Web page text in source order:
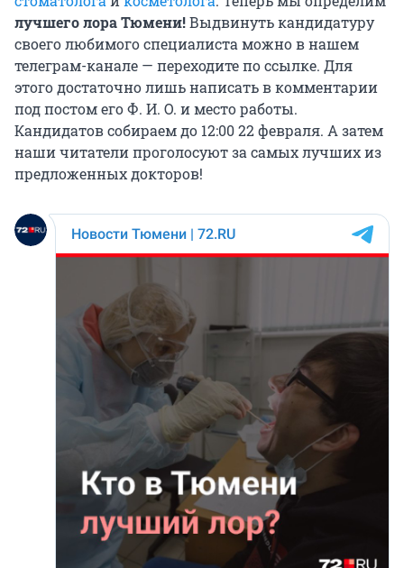
лучшего лора Тюмени!Выдвинуть кандидатуру
своего любимого специалиста можно в нашем
телеграм-канале — переходите по ссылке. Для
этого достаточно лишь написать в комментарии
под постом его Ф. И. О. и место работы.
Кандидатов собираем до 12:00 22 февраля. А затем
наши читатели проголосуют за самых лучших из
предложенных докторов!